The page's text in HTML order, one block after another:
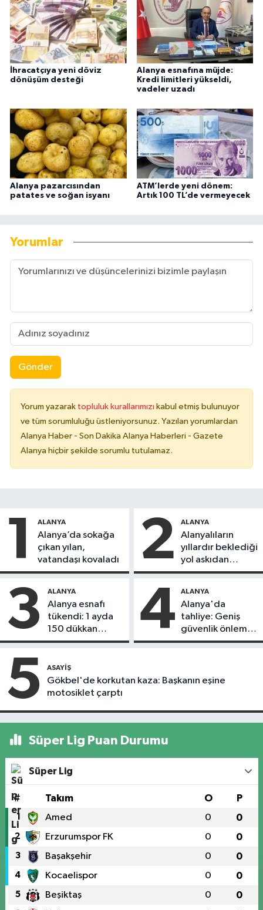
İhracatçıya yeni döviz
dönüşüm desteği
Alanya esnafına müjde:
Kredi limitleri yükseldi,
vadeler uzadı
Alanya pazarcısından
patates ve soğan isyanı
ATM’lerde yeni dönem:
Artık 100 TL’de vermeyecek
Yorumlar
Gönder
Yorum yazarak topluluk kurallarımızı kabul etmiş bulunuyor
ve tüm sorumluluğu üstleniyorsunuz. Yazılan yorumlardan
Alanya Haber - Son Dakika Alanya Haberleri - Gazete
Alanya hiçbir şekilde sorumlu tutulamaz.
1 ALANYA
Alanya’da sokağa
çıkan yılan,
vatandaşı kovaladı
2 ALANYA
Alanyalıların
yıllardır beklediği
yol askıdan
döndü
3 ALANYA
Alanya esnafı
tükendi: 1 ayda
150 dükkan
kapandı
4 ALANYA
Alanya'da
tahliye: Geniş
güvenlik önlemi
alındı
5 ASAYIŞ
Gökbel'de korkutan kaza: Başkanın eşine
motosiklet çarptı
Süper Lig Puan Durumu
Süper Lig
# Takım O P
1 Amed 0 0
2 Erzurumspor FK 0 0
3 Başakşehir 0 0
4 Kocaelispor 0 0
5 Beşiktaş 0 0